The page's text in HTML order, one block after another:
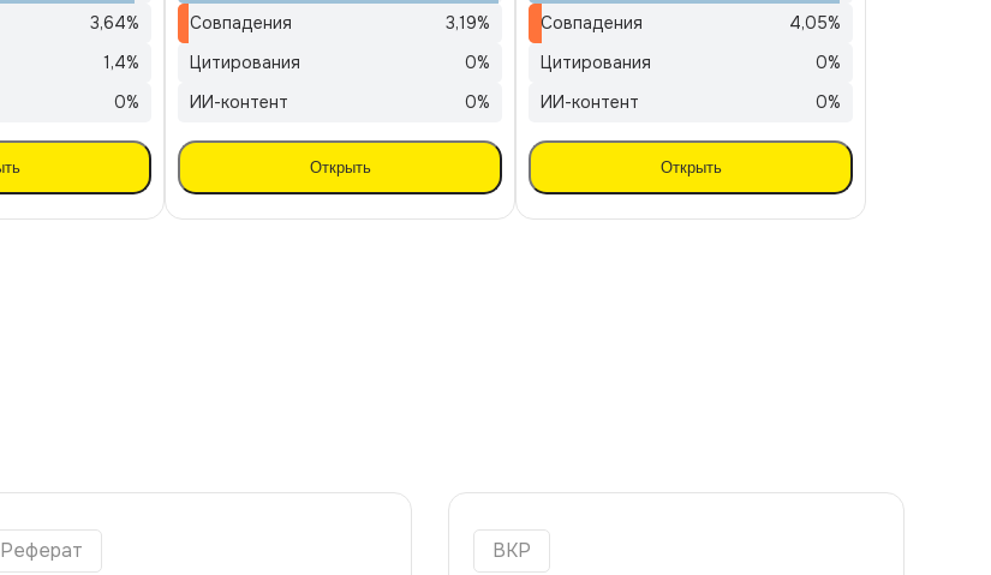
3,64%
1,4%
0%
Совпадения
3,19%
Цитирования
0%
ИИ-контент
0%
Открыть
Совпадения
4,05%
Цитирования
0%
ИИ-контент
0%
Открыть
реферат ВКР